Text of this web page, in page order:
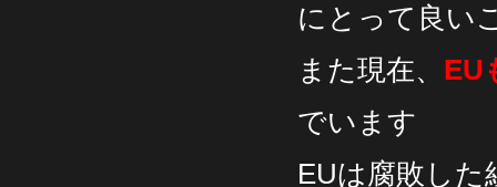
にとって良
また現在、 EU
でいます
EUは腐敗し